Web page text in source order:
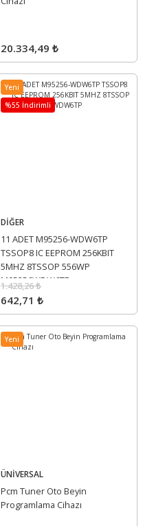
20.334,49 ₺
Yeni
%55 İndirimli
DİĞER
11 ADET M95256-WDW6TP
TSSOP8 IC EEPROM 256KBIT
5MHZ 8TSSOP 556WP
M95256WDW6TP
642,71 ₺
1.428,26 ₺
Yeni
ÜNİVERSAL
Pcm Tuner Oto Beyin
Programlama Cihazı